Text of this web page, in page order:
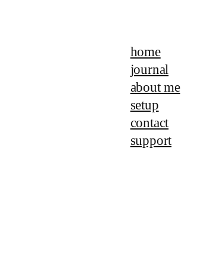
home
journal
about me
setup
contact
support